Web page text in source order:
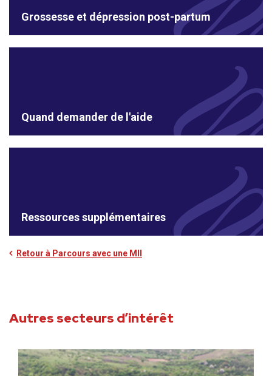
Grossesse et dépression post-partum
Quand demander de l'aide
Ressources supplémentaires
Retour à Parcours avec une MII
Autres secteurs d’intérêt